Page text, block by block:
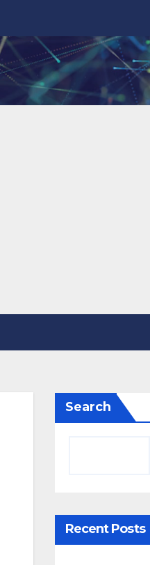
Search
Recent Posts